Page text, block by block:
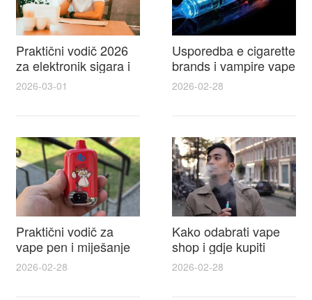
Praktični vodič 2026
za elektronik sigara i
mtm e cigarete s
recenzijama i
2026-03-01
Usporedba e cigarette
brands i vampire vape
za 2026 – vodič s
i najboljim ponudama
2026-02-28
Praktični vodič za
vape pen i miješanje
e tekućina za sigurnije
punjenje i bolje okuse
2026-02-28
Kako odabrati vape
shop i gdje kupiti
Disposable Vapes uz
najbolje cijene
2026-02-28